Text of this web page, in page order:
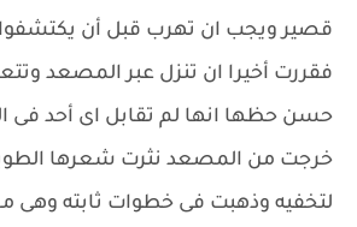
قصير ويجب ان تهرب قبل أن
فقررت أخيرا ان تنزل عبر المصعد
حسن حظها انها لم تقابل اى أحد فى
خرجت من المصعد نثرت شعرها
لتخفيه وذهبت فى خطوات ثابته وهى